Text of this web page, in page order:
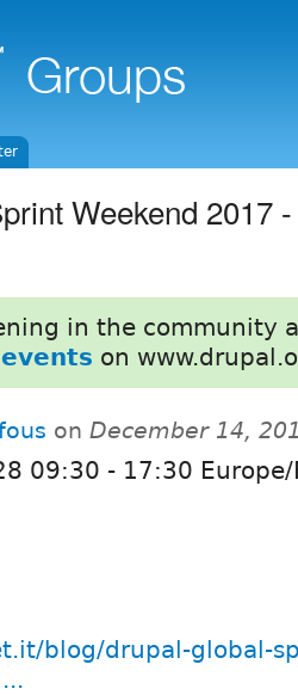
Weekend 2017
in the community
on
on December 14,
09:30 - 17:30
blog/drupal-global-